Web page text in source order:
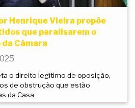
Henrique Vieira propõe
que paralisarem o
Câmara
o direito legítimo de oposição,
de obstrução que estão
da Casa